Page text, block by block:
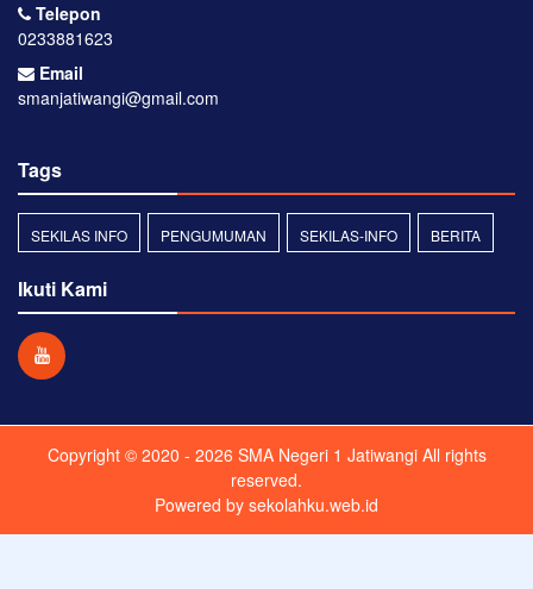
Telepon
0233881623
Email
smanjatiwangi@gmail.com
Tags
SEKILAS INFO PENGUMUMAN SEKILAS-INFO BERITA
Ikuti Kami
Copyright © 2020 - 2026 SMA Negeri 1 JatiwangiAll rights
reserved.
Powered by sekolahku.web.id